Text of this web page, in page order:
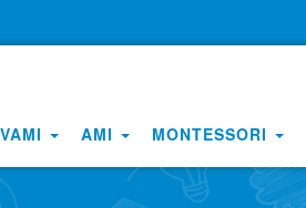
VAMI AMI MONTESSORI